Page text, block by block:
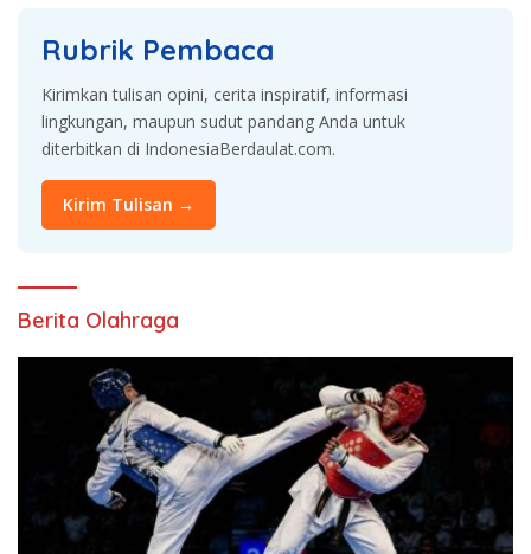
Rubrik Pembaca
Kirimkan tulisan opini, cerita inspiratif, informasi
lingkungan, maupun sudut pandang Anda untuk
diterbitkan di IndonesiaBerdaulat.com.
Kirim Tulisan →
Berita Olahraga